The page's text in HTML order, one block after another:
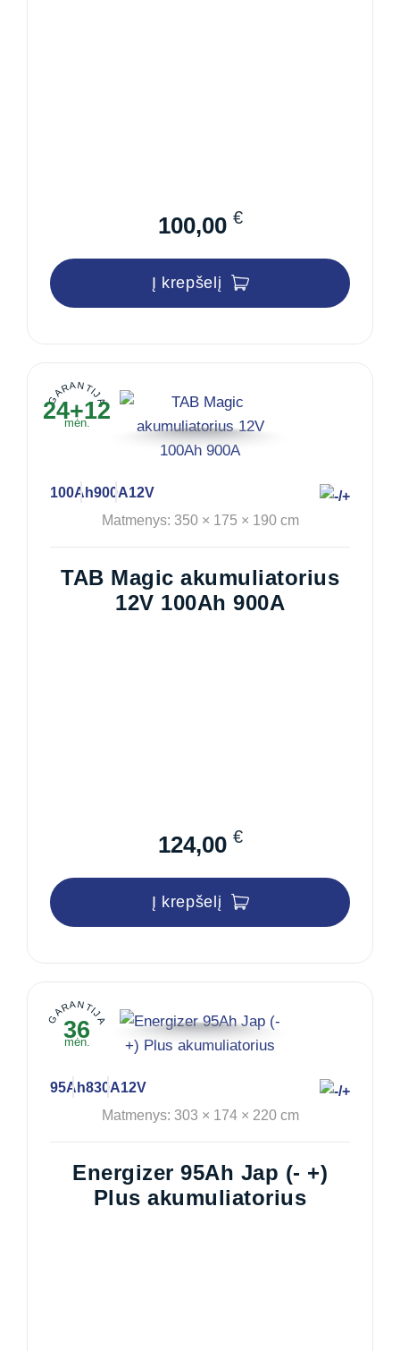
100,00 €
Į krepšelį
GARANTIJA
24+12
mėn.
100Ah900A12V
Matmenys: 350 × 175 × 190 cm
TAB Magic akumuliatorius
12V 100Ah 900A
124,00 €
Į krepšelį
GARANTIJA
36
mėn.
95Ah830A12V
Matmenys: 303 × 174 × 220 cm
Energizer 95Ah Jap (- +)
Plus akumuliatorius